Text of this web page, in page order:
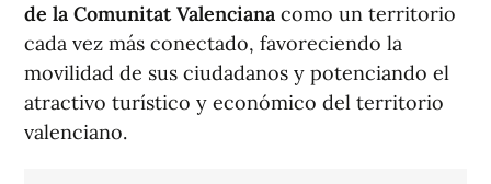
de la Comunitat Valenciana como un territorio
cada vez más conectado, favoreciendo la
movilidad de sus ciudadanos y potenciando el
atractivo turístico y económico del territorio
valenciano.